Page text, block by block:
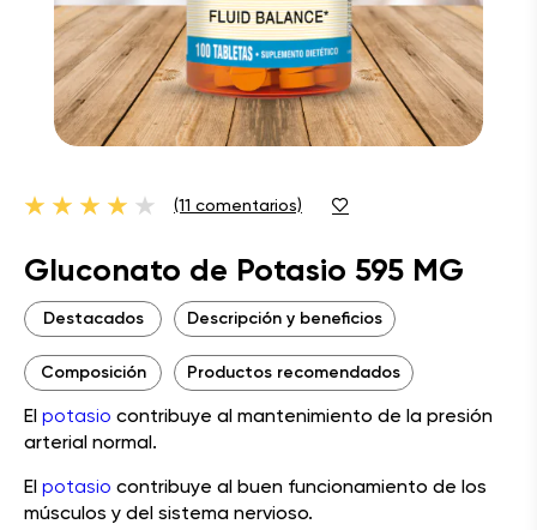
(11 comentarios)
Gluconato de Potasio 595 MG
Destacados Descripción y beneficios
Composición Productos recomendados
El potasio contribuye al mantenimiento de la presión
arterial normal.
El potasio contribuye al buen funcionamiento de los
músculos y del sistema nervioso.